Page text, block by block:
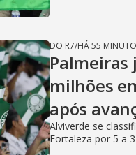
DO R7/HÁ 55
Palmeiras
milhões
após
Alviverde se
Fortaleza por 5 a